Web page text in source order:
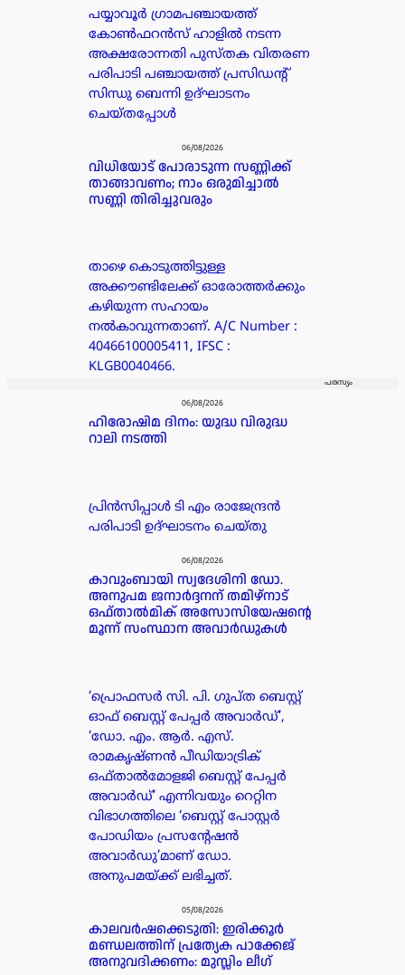
പയ്യാവൂർ ഗ്രാമപഞ്ചായത്ത്
കോൺഫറൻസ് ഹാളിൽ നടന്ന
അക്ഷരോന്നതി പുസ്തക വിതരണ
പരിപാടി പഞ്ചായത്ത് പ്രസിഡൻ്റ്
സിന്ധു ബെന്നി ഉദ്ഘാടനം
ചെയ്തപ്പോൾ
06/08/2026
വിധിയോട് പോരാടുന്ന സണ്ണിക്ക്
താങ്ങാവണം; നാം ഒരുമിച്ചാൽ
സണ്ണി തിരിച്ചുവരും
താഴെ കൊടുത്തിട്ടുള്ള
അക്കൗണ്ടിലേക്ക് ഓരോത്തർക്കും
കഴിയുന്ന സഹായം
നൽകാവുന്നതാണ്. A/C Number :
40466100005411, IFSC :
KLGB0040466.
പരസ്യം
06/08/2026
ഹിരോഷിമ ദിനം: യുദ്ധ വിരുദ്ധ
റാലി നടത്തി
പ്രിൻസിപ്പാൾ ടി എം രാജേന്ദ്രൻ
പരിപാടി ഉദ്ഘാടനം ചെയ്തു
06/08/2026
കാവുംബായി സ്വദേശിനി ഡോ.
അനുപമ ജനാർദ്ദനന് തമിഴ്‌നാട്
ഒഫ്താൽമിക് അസോസിയേഷന്റെ
മൂന്ന് സംസ്ഥാന അവാർഡുകൾ
‘പ്രൊഫസർ സി. പി. ഗുപ്ത ബെസ്റ്റ്
ഓഫ് ബെസ്റ്റ് പേപ്പർ അവാർഡ്’,
‘ഡോ. എം. ആർ. എസ്.
രാമകൃഷ്ണൻ പീഡിയാട്രിക്
ഒഫ്താൽമോളജി ബെസ്റ്റ് പേപ്പർ
അവാർഡ്’ എന്നിവയും റെറ്റിന
വിഭാഗത്തിലെ ‘ബെസ്റ്റ് പോസ്റ്റർ
പോഡിയം പ്രസന്റേഷൻ
അവാർഡു’മാണ് ഡോ.
അനുപമയ്ക്ക് ലഭിച്ചത്.
05/08/2026
കാലവർഷക്കെടുതി: ഇരിക്കൂർ
മണ്ഡലത്തിന് പ്രത്യേക പാക്കേജ്
അനുവദിക്കണം: മുസ്ലിം ലീഗ്